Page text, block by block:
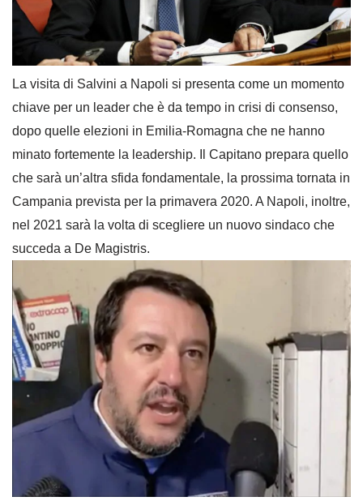
La visita di Salvini a Napoli si presenta come un momento
chiave per un leader che è da tempo in crisi di consenso,
dopo quelle elezioni in Emilia-Romagna che ne hanno
minato fortemente la leadership. Il Capitano prepara quello
che sarà un’altra sfida fondamentale, la prossima tornata in
Campania prevista per la primavera 2020. A Napoli, inoltre,
nel 2021 sarà la volta di scegliere un nuovo sindaco che
succeda a De Magistris.